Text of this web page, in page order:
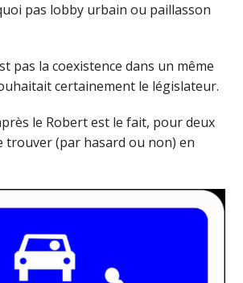
pas lobby urbain ou paillasson
pas la coexistence dans un même
certainement le législateur.
le Robert est le fait, pour deux
trouver (par hasard ou non) en